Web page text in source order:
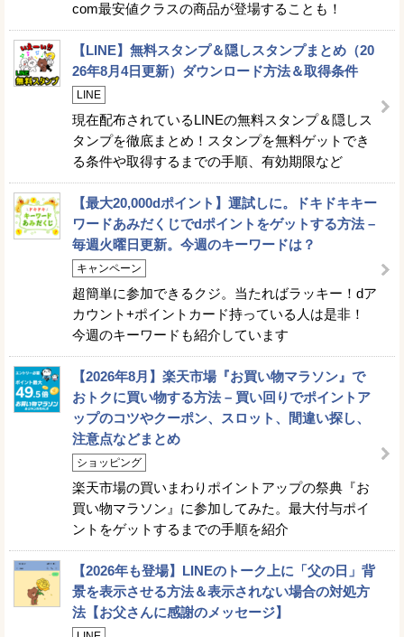
com最安値クラスの商品が登場することも！
【LINE】無料スタンプ＆隠しスタンプまとめ（20
26年8月4日更新）ダウンロード方法＆取得条件
LINE
現在配布されているLINEの無料スタンプ＆隠しス
タンプを徹底まとめ！スタンプを無料ゲットでき
る条件や取得するまでの手順、有効期限など
【最大20,000dポイント】運試しに。ドキドキキー
ワードあみだくじでdポイントをゲットする方法 –
毎週火曜日更新。今週のキーワードは？
キャンペーン
超簡単に参加できるクジ。当たればラッキー！dア
カウント+ポイントカード持っている人は是非！
今週のキーワードも紹介しています
【2026年8月】楽天市場『お買い物マラソン』で
おトクに買い物する方法 – 買い回りでポイントア
ップのコツやクーポン、スロット、間違い探し、
注意点などまとめ
ショッピング
楽天市場の買いまわりポイントアップの祭典『お
買い物マラソン』に参加してみた。最大付与ポイ
ントをゲットするまでの手順を紹介
【2026年も登場】LINEのトーク上に「父の日」背
景を表示させる方法＆表示されない場合の対処方
法【お父さんに感謝のメッセージ】